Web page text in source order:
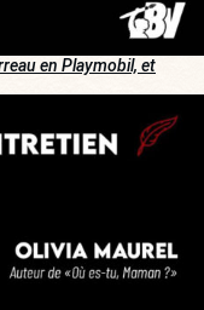
en Playmobil, et